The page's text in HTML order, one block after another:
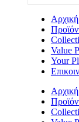
Value
Your